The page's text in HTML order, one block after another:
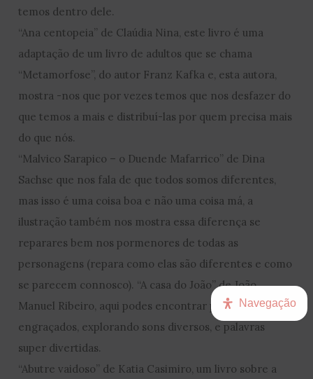
temos dentro dele.
“Ana centopeia” de Claúdia Nina, este livro é uma
adaptação de um livro de adultos que se chama
“Metamorfose”, do autor Franz Kafka e, esta autora,
mostra -nos que por vezes temos que nos desfazer do
que temos a mais e distribuí-las por quem precisa mais
do que nós.
“Malvico Sarapico – o Duende Mafarrico” de Dina
Sachse que nos fala de que todos somos diferentes,
mas isso é uma coisa boa e não uma coisa má, a
ilustração também nos mostra essa diferença se
reparares bem nos pormenores de todas as
personagens (repara como elas são diferentes e como
se parecem connosco). “A casa do João” de João
Manuel Ribeiro, aqui podes encontrar poemas muito
engraçados, explorando sons diversos, e palavras
super divertidas.
“Abutre vaidoso” de Katia Casimiro, um livro sobre a
Navegação